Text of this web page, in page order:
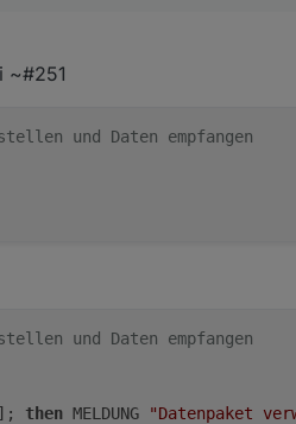
~#251
und Daten empfangen
und Daten empfangen
then MELDUNG "Datenpaket